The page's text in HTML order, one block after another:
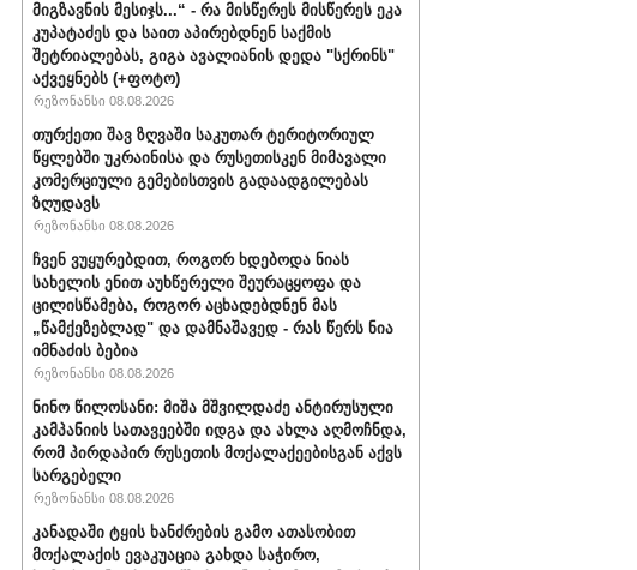
მიგზავნის მესიჯს...“ - რა მისწერეს მისწერეს ეკა
კუპატაძეს და საით აპირებდნენ საქმის
შეტრიალებას, გიგა ავალიანის დედა "სქრინს"
აქვეყნებს (+ფოტო)
რეზონანსი 08.08.2026
თურქეთი შავ ზღვაში საკუთარ ტერიტორიულ
წყლებში უკრაინისა და რუსეთისკენ მიმავალი
კომერციული გემებისთვის გადაადგილებას
ზღუდავს
რეზონანსი 08.08.2026
ჩვენ ვუყურებდით, როგორ ხდებოდა ნიას
სახელის ენით აუხწერელი შეურაცყოფა და
ცილისწამება, როგორ აცხადებდნენ მას
„წამქეზებლად" და დამნაშავედ - რას წერს ნია
იმნაძის ბებია
რეზონანსი 08.08.2026
ნინო წილოსანი: მიშა მშვილდაძე ანტირუსული
კამპანიის სათავეებში იდგა და ახლა აღმოჩნდა,
რომ პირდაპირ რუსეთის მოქალაქეებისგან აქვს
სარგებელი
რეზონანსი 08.08.2026
კანადაში ტყის ხანძრების გამო ათასობით
მოქალაქის ევაკუაცია გახდა საჭირო,